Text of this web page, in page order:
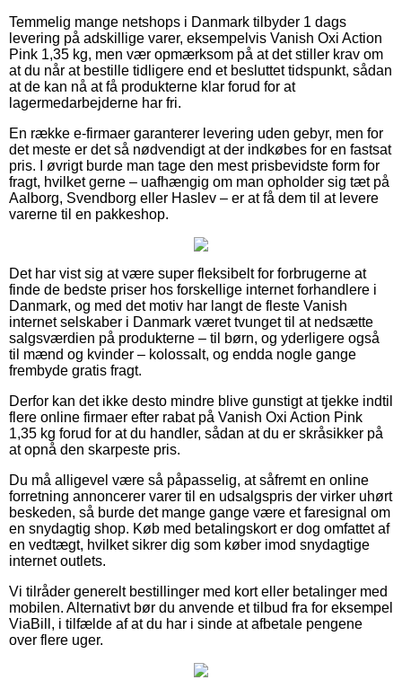
Temmelig mange netshops i Danmark tilbyder 1 dags
levering på adskillige varer, eksempelvis Vanish Oxi Action
Pink 1,35 kg, men vær opmærksom på at det stiller krav om
at du når at bestille tidligere end et besluttet tidspunkt, sådan
at de kan nå at få produkterne klar forud for at
lagermedarbejderne har fri.
En række e-firmaer garanterer levering uden gebyr, men for
det meste er det så nødvendigt at der indkøbes for en fastsat
pris. I øvrigt burde man tage den mest prisbevidste form for
fragt, hvilket gerne – uafhængig om man opholder sig tæt på
Aalborg, Svendborg eller Haslev – er at få dem til at levere
varerne til en pakkeshop.
Det har vist sig at være super fleksibelt for forbrugerne at
finde de bedste priser hos forskellige internet forhandlere i
Danmark, og med det motiv har langt de fleste Vanish
internet selskaber i Danmark været tvunget til at nedsætte
salgsværdien på produkterne – til børn, og yderligere også
til mænd og kvinder – kolossalt, og endda nogle gange
frembyde gratis fragt.
Derfor kan det ikke desto mindre blive gunstigt at tjekke indtil
flere online firmaer efter rabat på Vanish Oxi Action Pink
1,35 kg forud for at du handler, sådan at du er skråsikker på
at opnå den skarpeste pris.
Du må alligevel være så påpasselig, at såfremt en online
forretning annoncerer varer til en udsalgspris der virker uhørt
beskeden, så burde det mange gange være et faresignal om
en snydagtig shop. Køb med betalingskort er dog omfattet af
en vedtægt, hvilket sikrer dig som køber imod snydagtige
internet outlets.
Vi tilråder generelt bestillinger med kort eller betalinger med
mobilen. Alternativt bør du anvende et tilbud fra for eksempel
ViaBill, i tilfælde af at du har i sinde at afbetale pengene
over flere uger.